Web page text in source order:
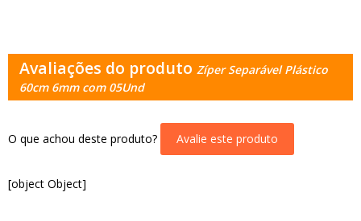
Avaliações do produto Zíper Separável Plástico
60cm 6mm com 05Und
O que achou deste produto? Avalie este produto
[object Object]